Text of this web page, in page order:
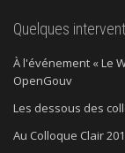
Quelques
À l'événement « Le
OpenGouv
Les dessous des
Au Colloque Clair